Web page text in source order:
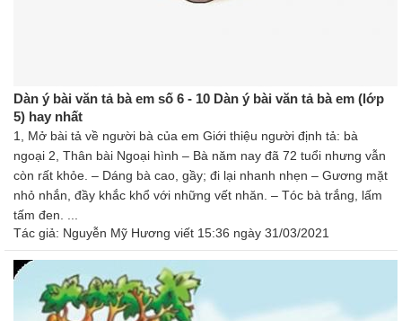
Dàn ý bài văn tả bà em số 6 - 10 Dàn ý bài văn tả bà em (lớp
5) hay nhất
1, Mở bài tả về người bà của em Giới thiệu người định tả: bà
ngoại 2, Thân bài Ngoại hình – Bà năm nay đã 72 tuổi nhưng vẫn
còn rất khỏe. – Dáng bà cao, gầy; đi lại nhanh nhẹn – Gương mặt
nhỏ nhắn, đầy khắc khổ với những vết nhăn. – Tóc bà trắng, lấm
tấm đen. ...
Tác giả: Nguyễn Mỹ Hương viết 15:36 ngày 31/03/2021